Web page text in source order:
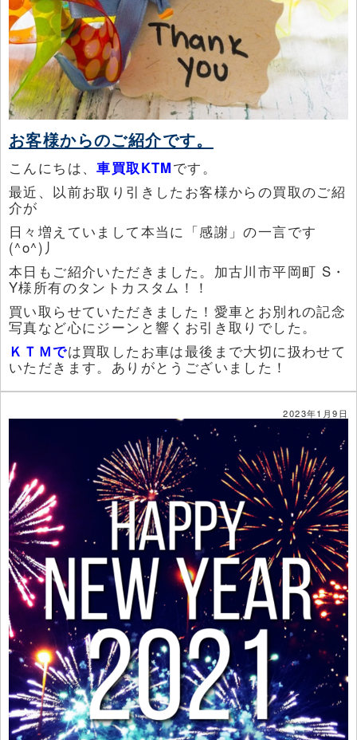
お客様からのご紹介です。
こんにちは、車買取KTMです。
最近、以前お取り引きしたお客様からの買取のご紹
介が
日々増えていまして本当に「感謝」の一言です
(^o^)丿
本日もご紹介いただきました。加古川市平岡町 S・
Y様所有のタントカスタム！！
買い取らせていただきました！愛車とお別れの記念
写真など心にジーンと響くお引き取りでした。
ＫＴＭでは買取したお車は最後まで大切に扱わせて
いただきます。ありがとうございました！
2023年1月9日